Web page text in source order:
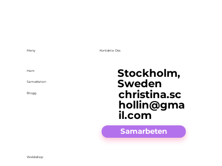
Meny
Hem
Samarbeten
Blogg
Webbshop
Kontakta Oss
Stockholm,
Sweden
christina.sc
hollin@gma
il.com
Samarbeten